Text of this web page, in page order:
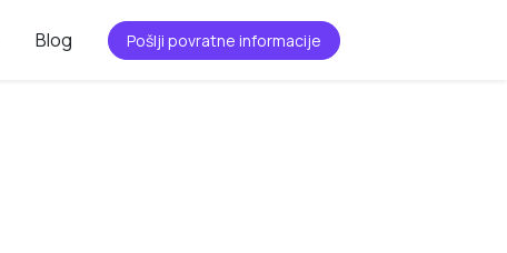
Blog Pošlji povratne informacije